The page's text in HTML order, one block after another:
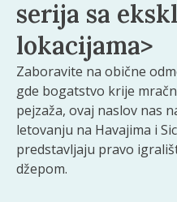
serija sa
lokacijama>
Zaboravite na obične
gde bogatstvo krije
pejzaža, ovaj naslov nas
letovanju na Havajima i
predstavljaju pravo
džepom.